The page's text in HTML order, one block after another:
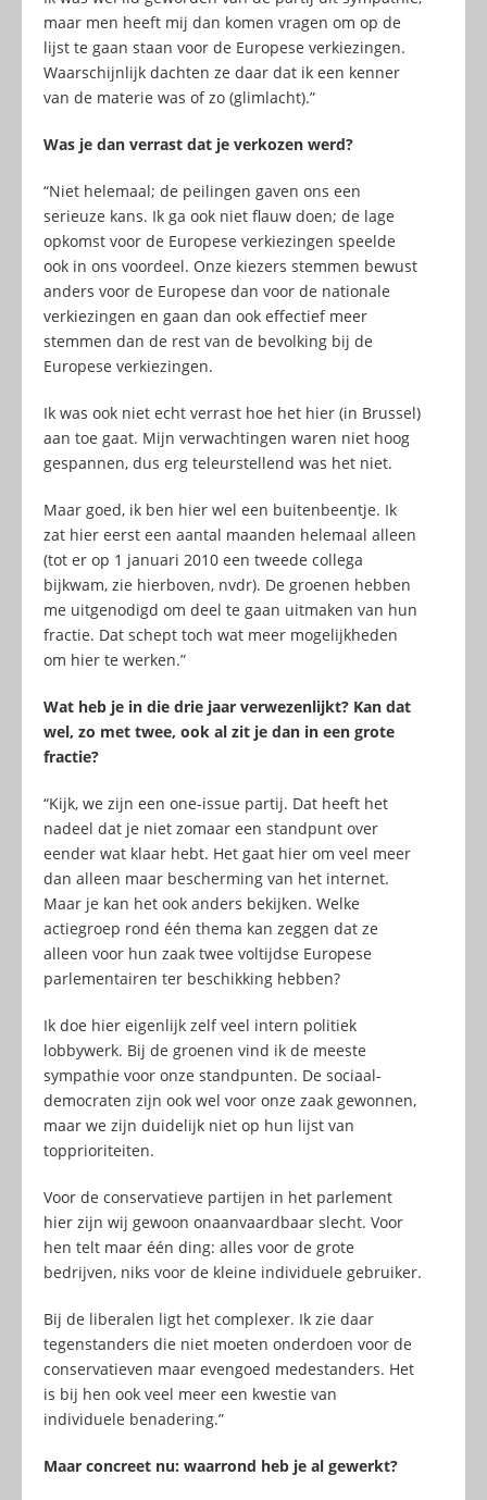
maar men heeft mij dan komen vragen om op de
lijst te gaan staan voor de Europese verkiezingen.
Waarschijnlijk dachten ze daar dat ik een kenner
van de materie was of zo (glimlacht).”
Was je dan verrast dat je verkozen werd?
“Niet helemaal; de peilingen gaven ons een
serieuze kans. Ik ga ook niet flauw doen; de lage
opkomst voor de Europese verkiezingen speelde
ook in ons voordeel. Onze kiezers stemmen bewust
anders voor de Europese dan voor de nationale
verkiezingen en gaan dan ook effectief meer
stemmen dan de rest van de bevolking bij de
Europese verkiezingen.
Ik was ook niet echt verrast hoe het hier (in Brussel)
aan toe gaat. Mijn verwachtingen waren niet hoog
gespannen, dus erg teleurstellend was het niet.
Maar goed, ik ben hier wel een buitenbeentje. Ik
zat hier eerst een aantal maanden helemaal alleen
(tot er op 1 januari 2010 een tweede collega
bijkwam, zie hierboven, nvdr). De groenen hebben
me uitgenodigd om deel te gaan uitmaken van hun
fractie. Dat schept toch wat meer mogelijkheden
om hier te werken.”
Wat heb je in die drie jaar verwezenlijkt? Kan dat
wel, zo met twee, ook al zit je dan in een grote
fractie?
“Kijk, we zijn een one-issue partij. Dat heeft het
nadeel dat je niet zomaar een standpunt over
eender wat klaar hebt. Het gaat hier om veel meer
dan alleen maar bescherming van het internet.
Maar je kan het ook anders bekijken. Welke
actiegroep rond één thema kan zeggen dat ze
alleen voor hun zaak twee voltijdse Europese
parlementairen ter beschikking hebben?
Ik doe hier eigenlijk zelf veel intern politiek
lobbywerk. Bij de groenen vind ik de meeste
sympathie voor onze standpunten. De sociaal-
democraten zijn ook wel voor onze zaak gewonnen,
maar we zijn duidelijk niet op hun lijst van
topprioriteiten.
Voor de conservatieve partijen in het parlement
hier zijn wij gewoon onaanvaardbaar slecht. Voor
hen telt maar één ding: alles voor de grote
bedrijven, niks voor de kleine individuele gebruiker.
Bij de liberalen ligt het complexer. Ik zie daar
tegenstanders die niet moeten onderdoen voor de
conservatieven maar evengoed medestanders. Het
is bij hen ook veel meer een kwestie van
individuele benadering.”
Maar concreet nu: waarrond heb je al gewerkt?